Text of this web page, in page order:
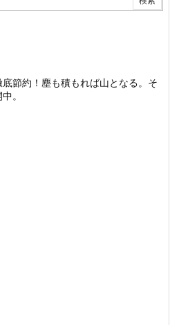
節約！塵も積もれば山となる。そ
。